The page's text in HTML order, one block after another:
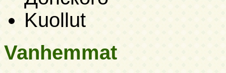
Kuollut
Vanhemmat